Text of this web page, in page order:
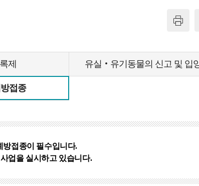
제 유실‧유기동물의 신고 및 입
접종
방접종이 필수입니다.
업을 실시하고 있습니다.